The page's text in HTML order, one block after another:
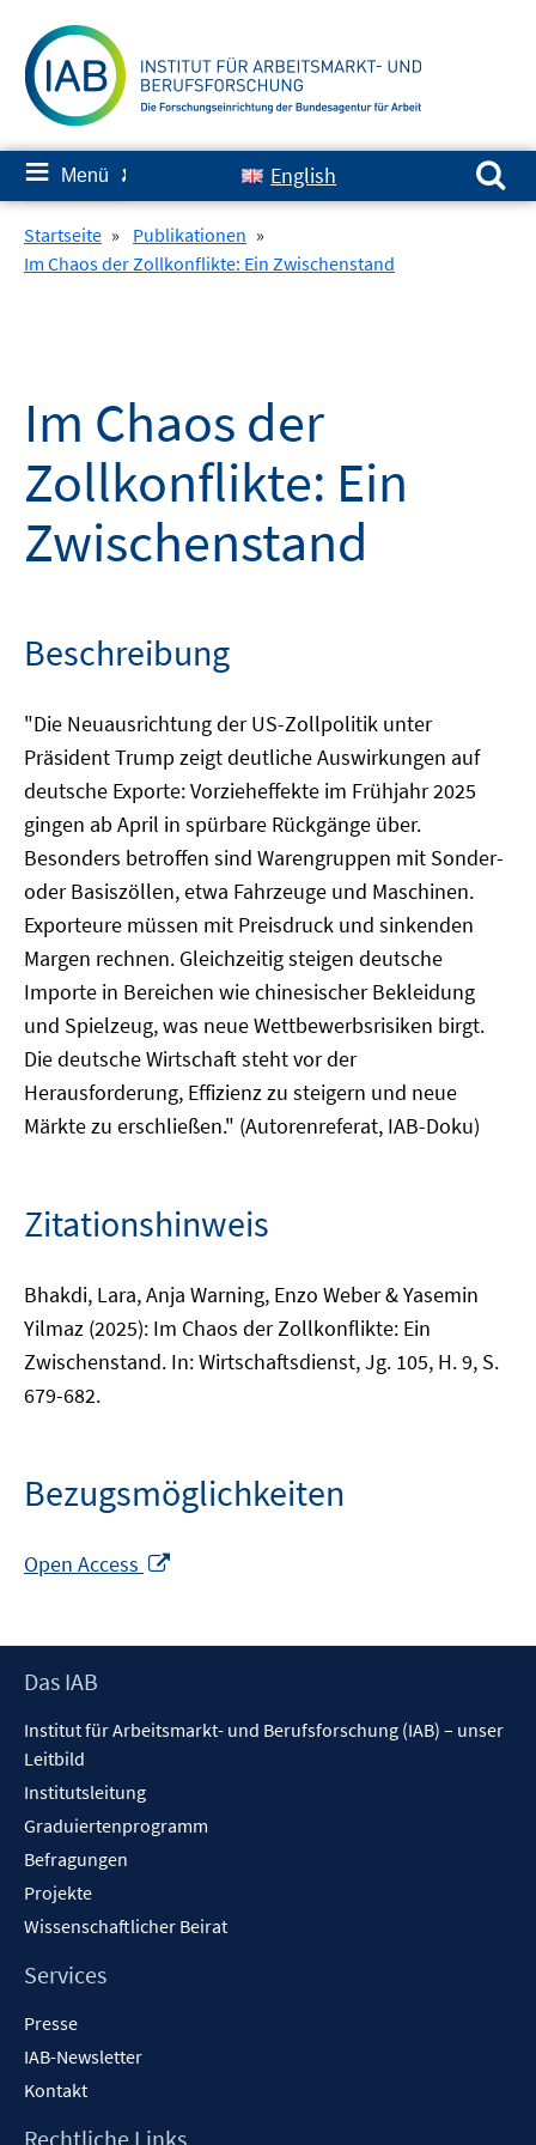
zum
Inhalt
≡ Menü ✘ English
Suchen nach:
Startseite » Publikationen »
Im Chaos der Zollkonflikte: Ein Zwischenstand
Im Chaos der
Zollkonflikte: Ein
Zwischenstand
Beschreibung
"Die Neuausrichtung der US-Zollpolitik unter
Präsident Trump zeigt deutliche Auswirkungen auf
deutsche Exporte: Vorzieheffekte im Frühjahr 2025
gingen ab April in spürbare Rückgänge über.
Besonders betroffen sind Warengruppen mit Sonder-
oder Basiszöllen, etwa Fahrzeuge und Maschinen.
Exporteure müssen mit Preisdruck und sinkenden
Margen rechnen. Gleichzeitig steigen deutsche
Importe in Bereichen wie chinesischer Bekleidung
und Spielzeug, was neue Wettbewerbsrisiken birgt.
Die deutsche Wirtschaft steht vor der
Herausforderung, Effizienz zu steigern und neue
Märkte zu erschließen." (Autorenreferat, IAB-Doku)
Zitationshinweis
Bhakdi, Lara, Anja Warning, Enzo Weber & Yasemin
Yilmaz (2025): Im Chaos der Zollkonflikte: Ein
Zwischenstand. In: Wirtschaftsdienst, Jg. 105, H. 9, S.
679-682.
Bezugsmöglichkeiten
Open Access
öffnen
Footer
Das IAB
Institut für Arbeitsmarkt- und Berufsforschung (IAB) – unser
Leitbild
Institutsleitung
Graduiertenprogramm
Befragungen
Projekte
Wissenschaftlicher Beirat
Services
Presse
IAB-Newsletter
Kontakt
Rechtliche Links